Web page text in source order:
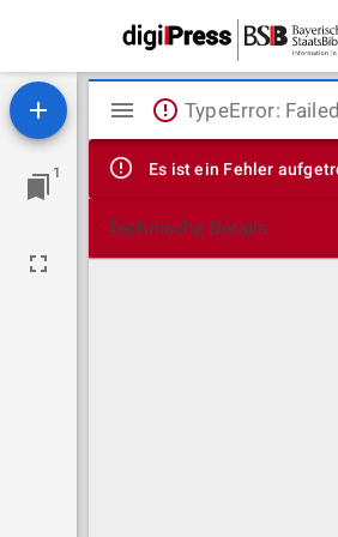
1
Mirador
Viewer
TypeError:
Es ist ein Fehler
Technische Details